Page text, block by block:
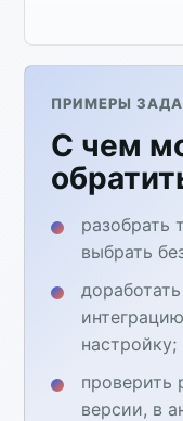
ПРИМЕРЫ
С чем
разобрать
выбрать
настройку;
проверить
версии, в